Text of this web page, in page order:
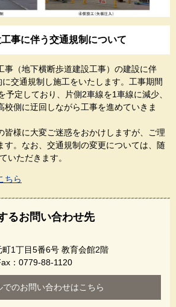
事に伴う交通規制について
（地下横断歩道建設工事）の建設に伴
交通規制し施工をいたします。工事期間
予定しており、片側2車線を1車線に減少、
校側に迂回しながら工事を進めていきま
様に大変ご迷惑をおかけしますが、ご理
す。なお、交通規制の変更については、随
いただきます。
ちら
るお問い合わせ先
町1丁目5番6号 教育会館2階
：0779-88-1120
でのお問い合わせはこちら